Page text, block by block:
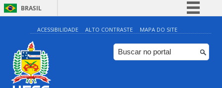
BRASIL
Simplifique!
Comunica BR
Participe
ACESSIBILIDADE ALTO CONTRASTE MAPA DO SITE